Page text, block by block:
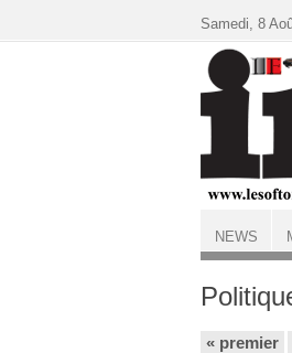
ACCUEIL
« premier
Samedi, 8
NEWS